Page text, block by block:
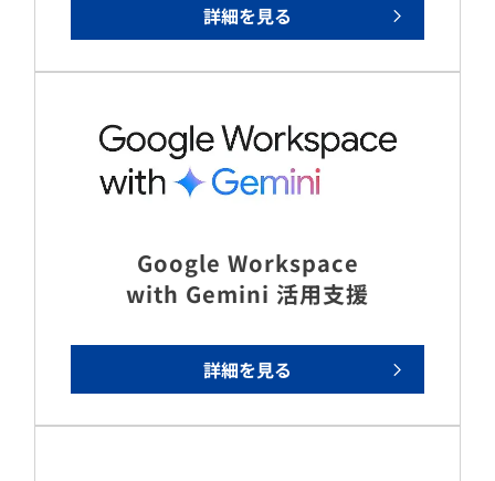
詳細を見る
Google Workspace
with Gemini 活用支援
詳細を見る